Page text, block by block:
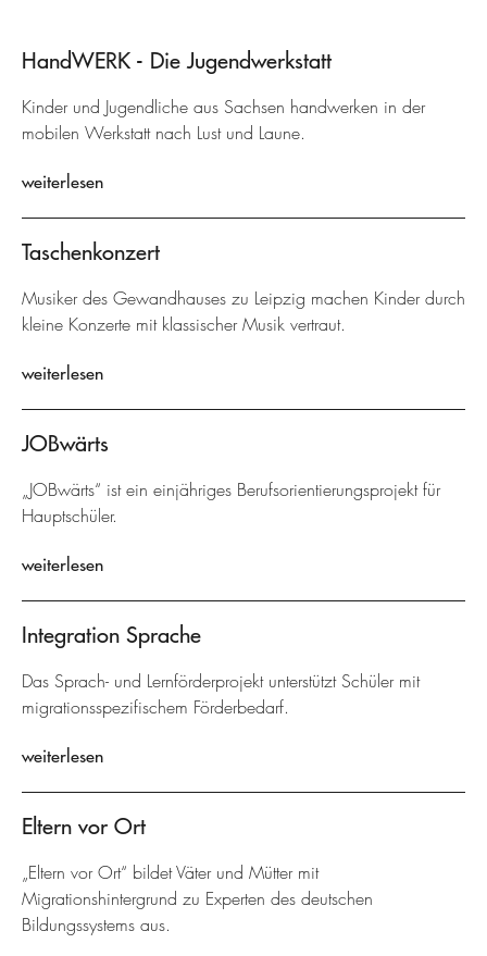
HandWERK - Die Jugendwerkstatt
Kinder und Jugendliche aus Sachsen handwerken in der
mobilen Werkstatt nach Lust und Laune.
weiterlesen
Taschenkonzert
Musiker des Gewandhauses zu Leipzig machen Kinder durch
kleine Konzerte mit klassischer Musik vertraut.
weiterlesen
JOBwärts
„JOBwärts“ ist ein einjähriges Berufsorientierungsprojekt für
Hauptschüler.
weiterlesen
Integration Sprache
Das Sprach- und Lernförderprojekt unterstützt Schüler mit
migrationsspezifischem Förderbedarf.
weiterlesen
Eltern vor Ort
„Eltern vor Ort“ bildet Väter und Mütter mit
Migrationshintergrund zu Experten des deutschen
Bildungssystems aus.